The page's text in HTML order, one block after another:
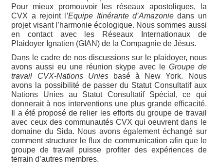
Pour mieux promouvoir les réseaux apostoliques, la
CVX a rejoint l ’Equipe Itinérante d’Amazoniedans un
projet visant l’harmonie écologique. Nous sommes aussi
en contact avec les Réseaux Internationaux de
Plaidoyer Ignatien (GIAN) de la Compagnie de Jésus.
Dans le cadre de nos discussions sur le plaidoyer, nous
avons aussi eu une réunion skype avec le Groupe de
travail CVX-Nations Uniesbasé à New York. Nous
avons la possibilité de passer du Statut Consultatif aux
Nations Unies au Statut Consultatif Spécial, ce qui
donnerait à nos interventions une plus grande efficacité.
Il a été proposé de relier les efforts du groupe de travail
avec ceux des communautés CVX qui oeuvrent dans le
domaine du Sida. Nous avons également échangé sur
comment structurer le flux de communication afin que le
groupe de travail puisse profiter des expériences de
terrain d’autres membres.